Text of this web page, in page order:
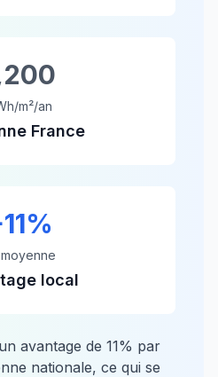
m²/an
France
11%
local
avantage de 11% par
nationale, ce qui se